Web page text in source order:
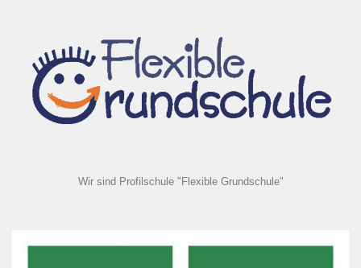
Wir sind Profilschule "Flexible Grundschule"